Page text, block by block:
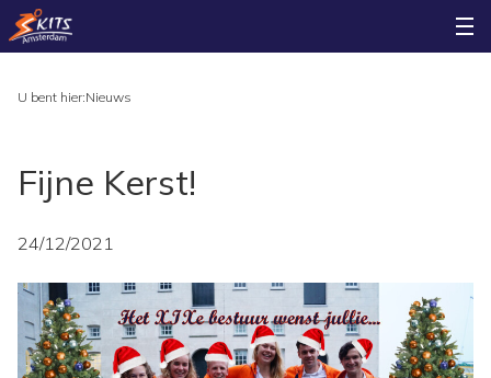
U bent hier:Nieuws
Fijne Kerst!
24/12/2021